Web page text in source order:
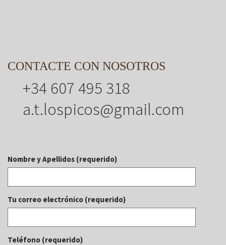
CONTACTE CON NOSOTROS
+34 607 495 318
a.t.lospicos@gmail.com
Nombre y Apellidos (requerido)
Tu correo electrónico (requerido)
Teléfono (requerido)